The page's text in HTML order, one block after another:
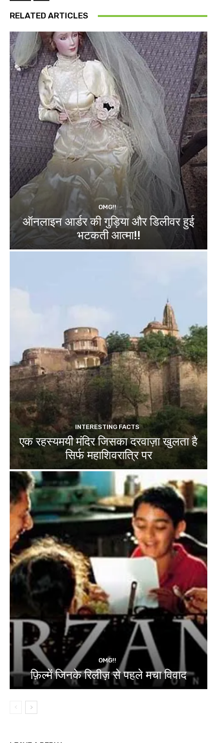
RELATED ARTICLES
OMG!!
ऑनलाइन आर्डर की गुड़िया और डिलीवर हुई
भटकती आत्मा!!
INTERESTING FACTS
एक रहस्यमयी मंदिर जिसका दरवाज़ा खुलता है
सिर्फ महाशिवरात्रि पर
OMG!!
फ़िल्में जिनके रिलीज़ से पहले मचा विवाद